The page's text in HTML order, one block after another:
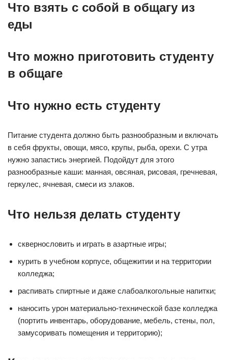
Что взять с собой в общагу из
еды
Что можно приготовить студенту
в общаге
Что нужно есть студенту
Питание студента должно быть разнообразным и включать
в себя фрукты, овощи, мясо, крупы, рыба, орехи. С утра
нужно запастись энергией. Подойдут для этого
разнообразные каши: манная, овсяная, рисовая, гречневая,
геркулес, ячневая, смеси из злаков.
Что нельзя делать студенту
сквернословить и играть в азартные игры;
курить в учебном корпусе, общежитии и на территории
колледжа;
распивать спиртные и даже слабоалкогольные напитки;
наносить урон материально-технической базе колледжа
(портить инвентарь, оборудование, мебель, стены, пол,
замусоривать помещения и территорию);